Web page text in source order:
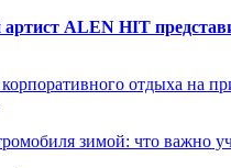
артист ALEN HIT
отдыха на
зимой: что важно